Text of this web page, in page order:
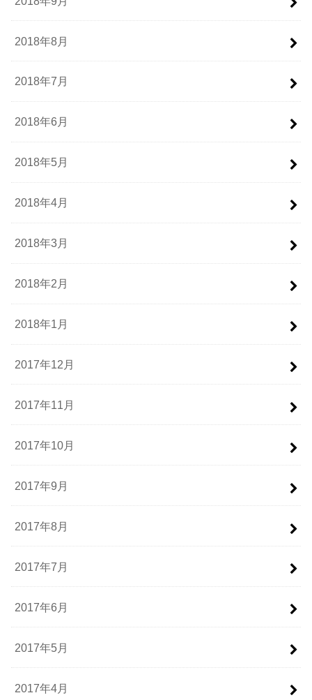
2018年8月
2018年7月
2018年6月
2018年5月
2018年4月
2018年3月
2018年2月
2018年1月
2017年12月
2017年11月
2017年10月
2017年9月
2017年8月
2017年7月
2017年6月
2017年5月
2017年4月